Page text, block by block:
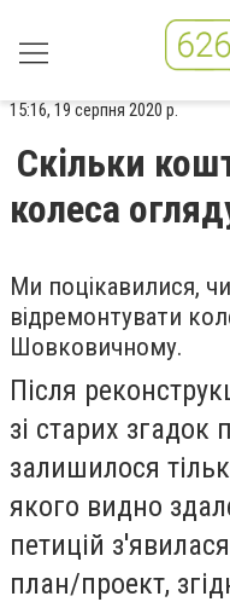
15:16, 19 серпня 2020 р.
Скільки
колеса
Ми поцікавилися,
відремонтувати
Шовковичному.
Після
зі старих
залишилося
якого видно
петицій
план/проект,